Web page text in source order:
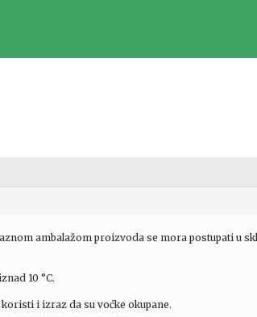
ambalažom proizvoda se mora postupati u
10 °C.
i izraz da su voćke okupane.